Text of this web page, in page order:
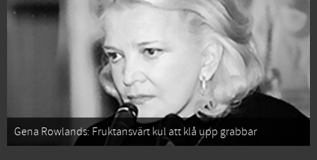
Gena Rowlands: Fruktansvärt kul att klå upp grabbar